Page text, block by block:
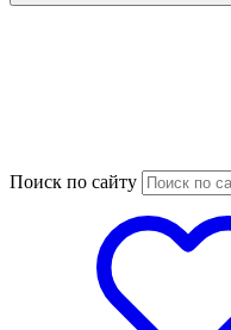
Поиск по сайту